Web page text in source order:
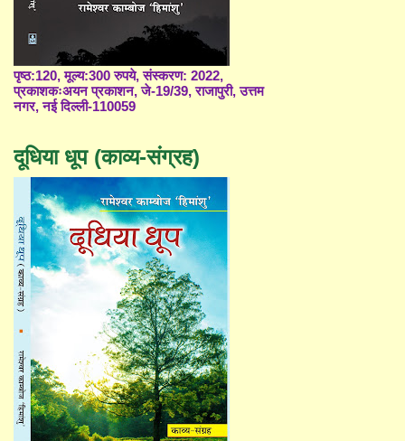
पृष्ठ:120, मूल्य:300 रुपये, संस्करण: 2022,
प्रकाशकःअयन प्रकाशन, जे-19/39, राजापुरी, उत्तम
नगर, नई दिल्ली-110059
दूधिया धूप (काव्य-संग्रह)